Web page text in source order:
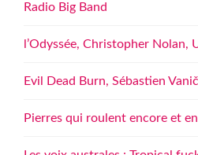
Radio Big Band
l’Odyssée, Christopher Nolan,
Evil Dead Burn, Sébastien
Pierres qui roulent encore et